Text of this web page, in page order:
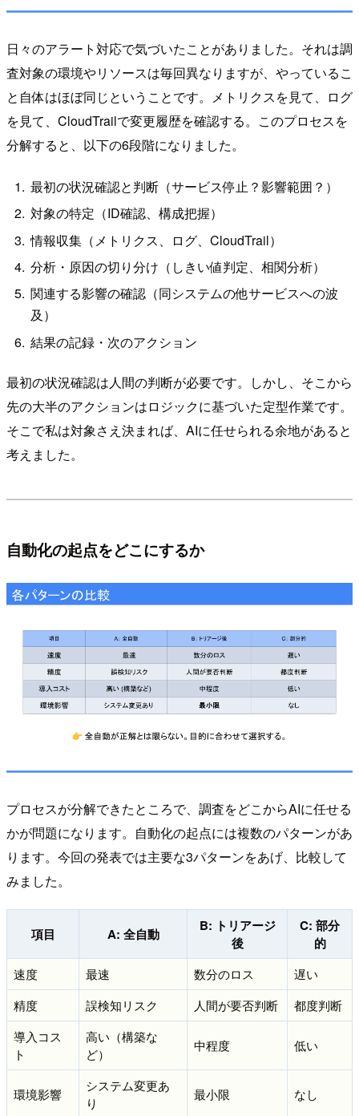
日々のアラート対応で気づいたことがありました。それは調
査対象の環境やリソースは毎回異なりますが、やっているこ
と自体はほぼ同じということです。メトリクスを見て、ログ
を見て、CloudTrailで変更履歴を確認する。このプロセスを
分解すると、以下の6段階になりました。
最初の状況確認と判断（サービス停止？影響範囲？）
対象の特定（ID確認、構成把握）
情報収集（メトリクス、ログ、CloudTrail）
分析・原因の切り分け（しきい値判定、相関分析）
関連する影響の確認（同システムの他サービスへの波
及）
結果の記録・次のアクション
最初の状況確認は人間の判断が必要です。しかし、そこから
先の大半のアクションはロジックに基づいた定型作業です。
そこで私は対象さえ決まれば、AIに任せられる余地があると
考えました。
自動化の起点をどこにするか
プロセスが分解できたところで、調査をどこからAIに任せる
かが問題になります。自動化の起点には複数のパターンがあ
ります。今回の発表では主要な3パターンをあげ、比較して
みました。
項目 A: 全自動
B: トリアージ
後
C: 部分
的
速度 最速 数分のロス
遅い
精度
誤検知リスク 人間が要否判断
都度判断
導入コス
ト
高い（構築な
ど）
中程度 低い
環境影響
システム変更あ
り
最小限 なし